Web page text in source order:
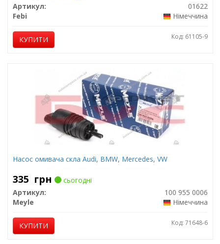
Артикул:
01622
Febi
Німеччина
КУПИТИ Код: 61105-9
Насос омивача скла Audi, BMW, Mercedes, VW
335 грн
сьогодні
Артикул:
100 955 0006
Meyle
Німеччина
КУПИТИ Код: 71648-6